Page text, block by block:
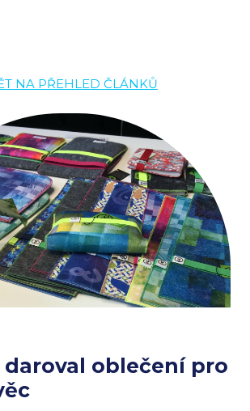
NA PŘEHLED ČLÁNKŮ
daroval oblečení pro